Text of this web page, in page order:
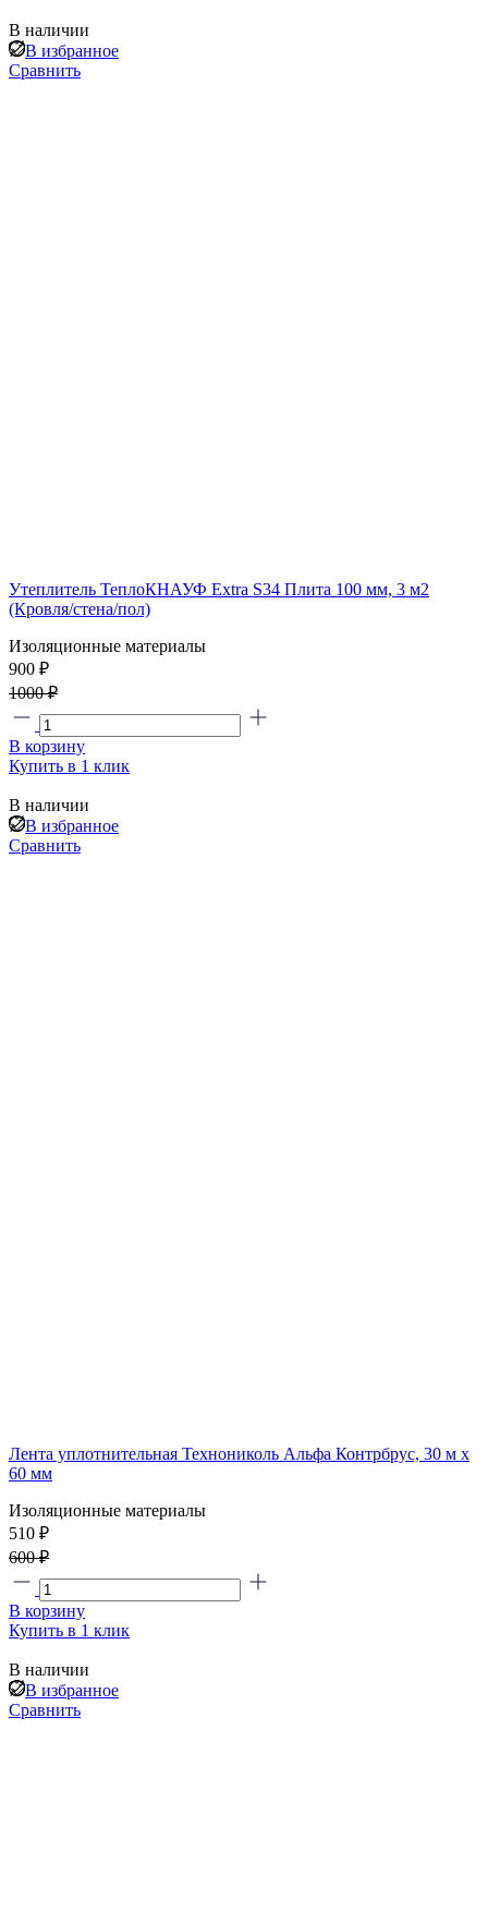
В наличии
В избранное
Сравнить
Утеплитель ТеплоКНАУФ Extra S34 Плита 100 мм, 3 м2
(Кровля/стена/пол)
Изоляционные материалы
900 ₽
1000 ₽
В корзину
Купить в 1 клик
В наличии
В избранное
Сравнить
Лента уплотнительная Технониколь Альфа Контрбрус, 30 м х
60 мм
Изоляционные материалы
510 ₽
600 ₽
В корзину
Купить в 1 клик
В наличии
В избранное
Сравнить